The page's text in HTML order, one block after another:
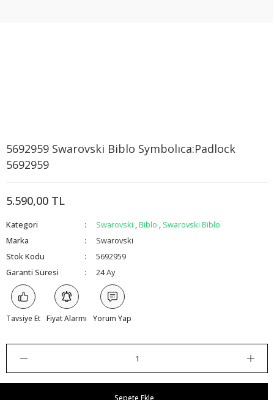
5692959 Swarovski Biblo Symbolıca:Padlock
5692959
5.590,00 TL
Kategori Swarovski ,Biblo , Swarovski Biblo
Marka
Swarovski
Stok Kodu
5692959
Garanti Süresi
24 Ay
Tavsiye Et Fiyat Alarmı Yorum Yap
Sepete Ekle